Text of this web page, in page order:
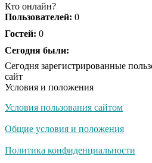
Ржу не переставая, это
не раз
Скрытая камера на
люди вытворяют, когда
Кто онлайн?
Пользователей: 0
Гостей: 0
Сегодня были:
Сегодня зарегистрированные
сайт
Условия и положения
Условия пользования сайтом
Общие условия и положения
Политика конфиденциальности